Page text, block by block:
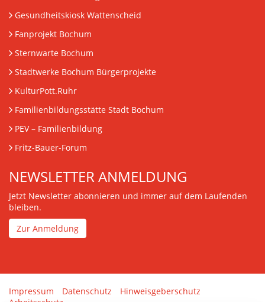
Gesundheitskiosk Wattenscheid
Fanprojekt Bochum
Sternwarte Bochum
Stadtwerke Bochum Bürgerprojekte
KulturPott.Ruhr
Familienbildungsstätte Stadt Bochum
PEV– Familienbildung
Fritz-Bauer-Forum
NEWSLETTER ANMELDUNG
Jetzt Newsletter abonnieren und immer auf dem Laufenden
bleiben.
Zur Anmeldung
Impressum Datenschutz
Hinweisgeberschutz